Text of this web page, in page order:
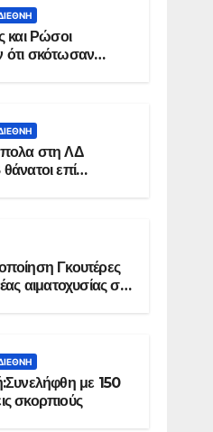
και Ρώσοι
ότι σκότωσαν
στη ΛΔ
επί
Γκουτέρες
αιματοχυσίας στο
με 150
σκορπιούς